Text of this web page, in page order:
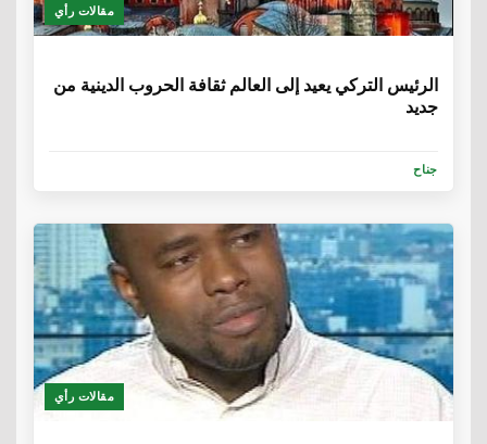
مقالات رأي
الرئيس التركي يعيد إلى العالم ثقافة الحروب الدينية من
جديد
جناح
مقالات رأي